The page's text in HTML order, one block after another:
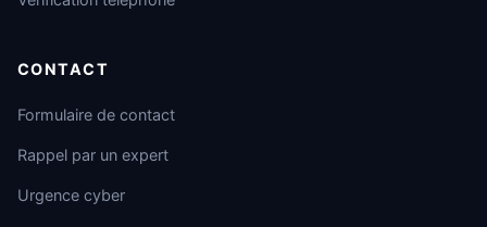
CONTACT
Formulaire de contact
Rappel par un expert
Urgence cyber